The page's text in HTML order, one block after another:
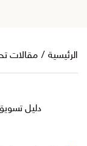
ف
الرئيسية / مقالات
دليل